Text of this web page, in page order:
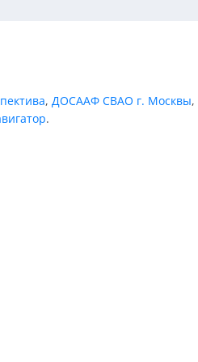
, ДОСААФ СВАО г. Москвы,
.